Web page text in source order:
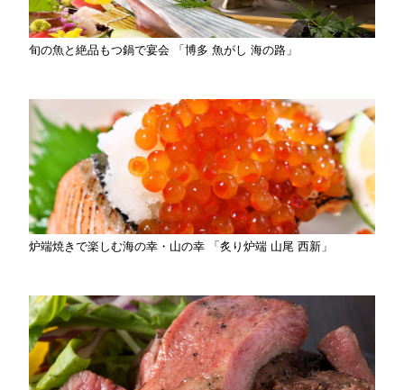
旬の魚と絶品もつ鍋で宴会 「博多 魚がし 海の路」
炉端焼きで楽しむ海の幸・山の幸 「炙り炉端 山尾 西新」